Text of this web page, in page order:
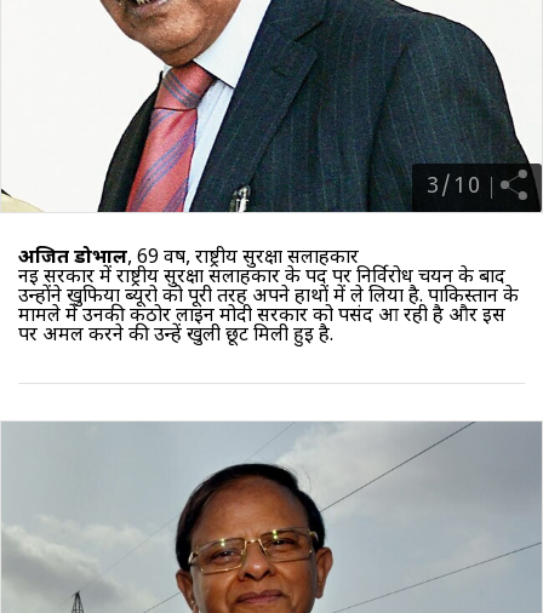
3/ 10
अजित डोभाल, 69 वर्ष, राष्ट्रीय सुरक्षा सलाहकार
नई सरकार में राष्ट्रीय सुरक्षा सलाहकार के पद पर निर्विरोध चयन के बाद
उन्होंने खुफिया ब्यूरो को पूरी तरह अपने हाथों में ले लिया है. पाकिस्तान के
मामले में उनकी कठोर लाइन मोदी सरकार को पसंद आ रही है और इस
पर अमल करने की उन्हें खुली छूट मिली हुई है.